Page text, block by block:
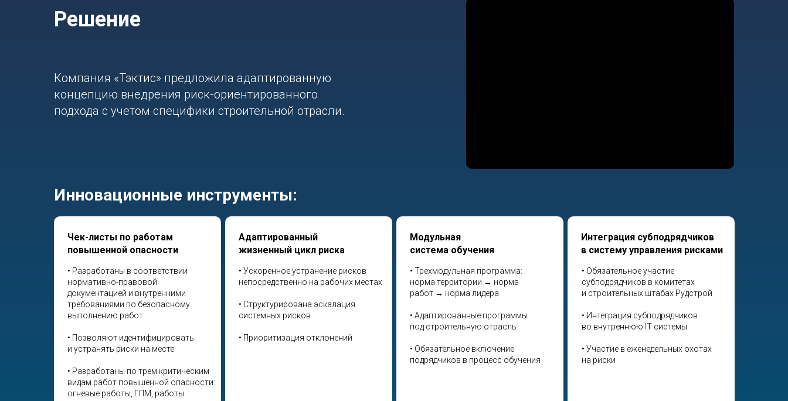
Решение
Инновационные инструменты:
Интеграция субподрядчиков
в систему управления рисками
• Обязательное участие
субподрядчиков в комитетах
и строительных штабах Рудстрой
• Интеграция субподрядчиков
во внутреннюю IT системы
• Участие в еженедельных охотах
на риски
• Трехмодульная программа:
норма территории → норма
работ → норма лидера
• Адаптированные программы
под строительную отрасль
• Обязательное включение
подрядчиков в процесс обучения
Модульная
система обучения
Адаптированный
жизненный цикл риска
• Ускоренное устранение рисков
непосредственно на рабочих местах
• Структурирована эскалация
системных рисков
• Приоритизация отклонений
• Разработаны в соответствии
нормативно-правовой
документацией и внутренними
требованиями по безопасному
выполнению работ
• Позволяют идентифицировать
и устранять риски на месте
• Разработаны по трем критическим
видам работ повышенной опасности:
огневые работы, ГПМ, работы
Чек-листы по работам
повышенной опасности
Компания «Тэктис» предложила адаптированную
концепцию внедрения риск-ориентированного
подхода с учетом специфики строительной отрасли.